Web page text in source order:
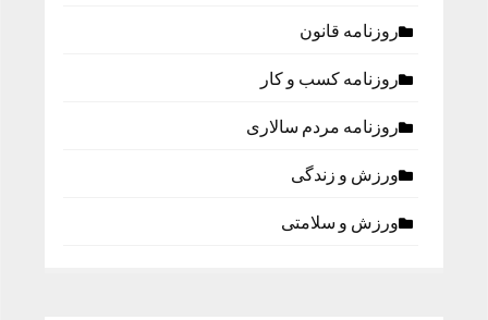
روزنامه قانون
روزنامه كسب و كار
روزنامه مردم سالاری
ورزش و زندگی
ورزش و سلامتی